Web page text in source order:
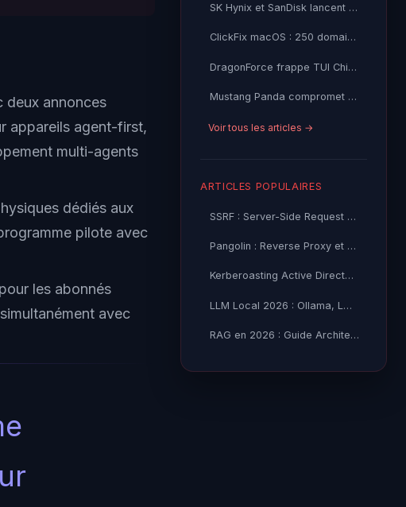
deux annonces
appareils agent-first,
multi-agents
dédiés aux
pilote avec
les abonnés
avec
SK Hynix et SanDisk lancent le standard High Bandwidth Flash
ClickFix macOS : 250 domaines fingerprint les Mac pour livrer AMOS
DragonForce frappe TUI China, LockBit 5.0 cible Microphase et Setic Pourtier
Mustang Panda compromet QuickFox VPN via le backdoor FDMTP
Voir tous les articles →
ARTICLES POPULAIRES
SSRF : Server-Side Request Forgery — Exploitation Avancée
Pangolin : Reverse Proxy et Tunnel Self-Hosted — Guide
Kerberoasting Active Directory : Attaque et Défense 2026
LLM Local 2026 : Ollama, LM Studio ou vLLM — Quel Outil selon
RAG en 2026 : Guide Architecture, Vectorisation & Chunking